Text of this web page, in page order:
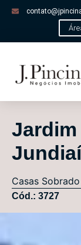
Jardim
Casas Sobrado
Cód.: 3727